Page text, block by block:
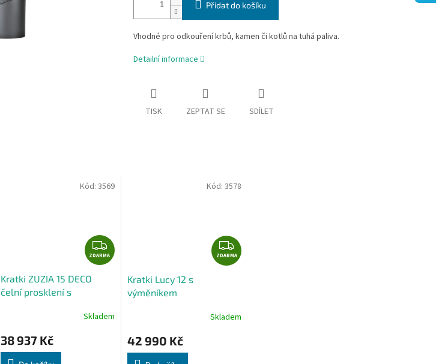
Přidat do košíku
Vhodné pro odkouření krbů, kamen či kotlů na tuhá paliva.
Detailní informace
TISK ZEPTAT SE SDÍLET
Z
D
A
ZDARMA
Kratki ZUZIA 15 DECO
čelní prosklení s
Skladem
38 937 Kč
Kód: 3569
Z
D
A
ZDARMA
Kratki Lucy 12 s
výměníkem
Skladem
42 990 Kč
Kód:3578